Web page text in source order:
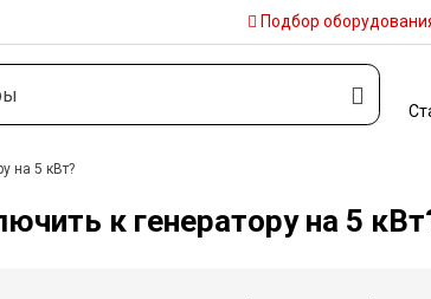
Подбор
на 5 кВт?
к генератору на 5